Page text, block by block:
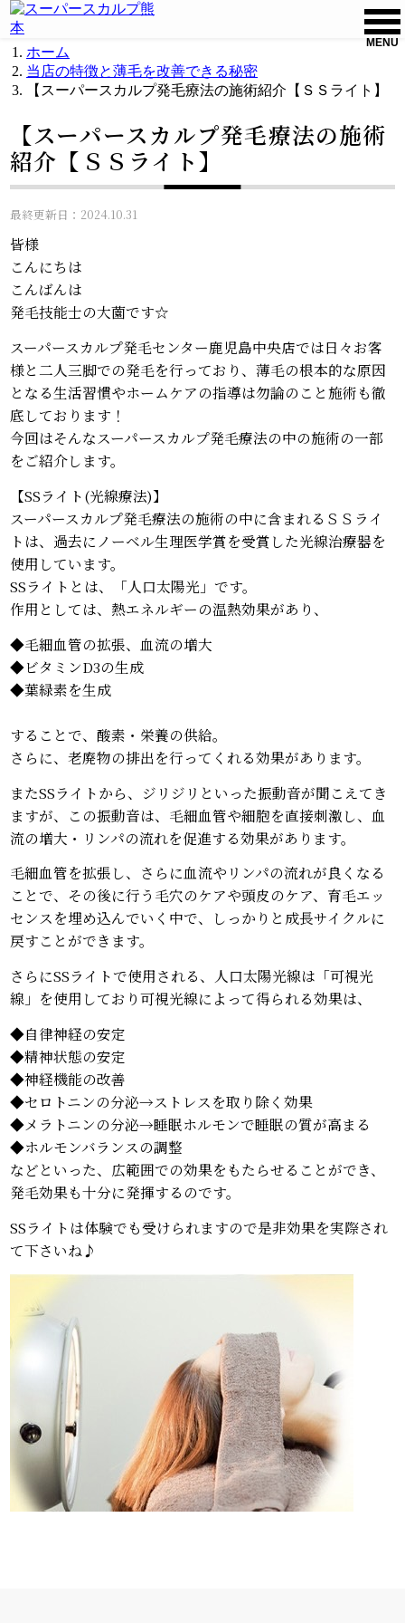
MENU
ホーム
当店の特徴と薄毛を改善できる秘密
【スーパースカルプ発毛療法の施術紹介【ＳＳライト】
【スーパースカルプ発毛療法の施術
紹介【ＳＳライト】
最終更新日：2024.10.31
皆様
こんにちは
こんばんは
発毛技能士の大薗です☆
スーパースカルプ発毛センター鹿児島中央店では日々お客
様と二人三脚での発毛を行っており、薄毛の根本的な原因
となる生活習慣やホームケアの指導は勿論のこと施術も徹
底しております！
今回はそんなスーパースカルプ発毛療法の中の施術の一部
をご紹介します。
【SSライト(光線療法)】
スーパースカルプ発毛療法の施術の中に含まれるＳＳライ
トは、過去にノーベル生理医学賞を受賞した光線治療器を
使用しています。
SSライトとは、「人口太陽光」です。
作用としては、熱エネルギーの温熱効果があり、
◆毛細血管の拡張、血流の増大
◆ビタミンD3の生成
◆葉緑素を生成
することで、酸素・栄養の供給。
さらに、老廃物の排出を行ってくれる効果があります。
またSSライトから、ジリジリといった振動音が聞こえてき
ますが、この振動音は、毛細血管や細胞を直接刺激し、血
流の増大・リンパの流れを促進する効果があります。
毛細血管を拡張し、さらに血流やリンパの流れが良くなる
ことで、その後に行う毛穴のケアや頭皮のケア、育毛エッ
センスを埋め込んでいく中で、しっかりと成長サイクルに
戻すことができます。
さらにSSライトで使用される、人口太陽光線は「可視光
線」を使用しており可視光線によって得られる効果は、
◆自律神経の安定
◆精神状態の安定
◆神経機能の改善
◆セロトニンの分泌→ストレスを取り除く効果
◆メラトニンの分泌→睡眠ホルモンで睡眠の質が高まる
◆ホルモンバランスの調整
などといった、広範囲での効果をもたらせることができ、
発毛効果も十分に発揮するのです。
SSライトは体験でも受けられますので是非効果を実際され
て下さいね♪